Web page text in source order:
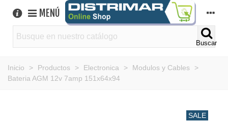
MENÚ
Buscar
Inicio > Productos > Electronica > Modulos y Cables
>
Bateria AGM 12v 7amp 151x64x94
SALE